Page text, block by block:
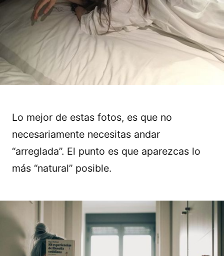
Lo mejor de estas fotos, es que no
necesariamente necesitas andar
“arreglada”. El punto es que aparezcas lo
más “natural” posible.